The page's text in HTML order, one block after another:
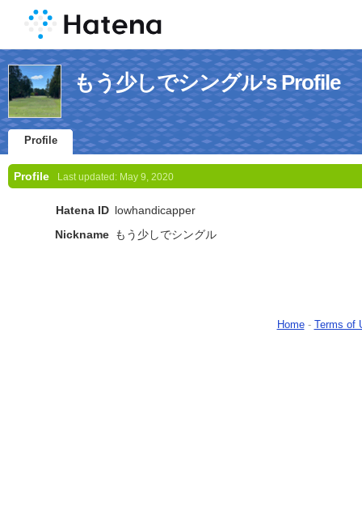
もう少しでシングル's Profile
Profile
Profile Last updated: May 9, 2020
Hatena ID lowhandicapper
Nickname もう少しでシングル
Home- Terms of